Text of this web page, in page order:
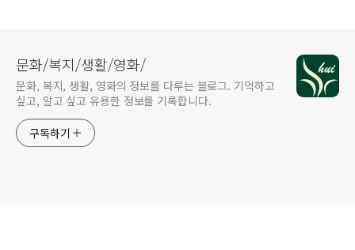
문화/복지/생활/영화/
문화, 복지, 생활, 영화의 정보를 다루는 블로그. 기억하고
싶고, 알고 싶고 유용한 정보를 기록합니다.
구독하기